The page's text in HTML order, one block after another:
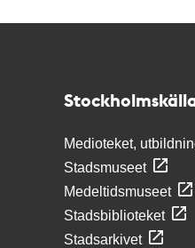
Medioteket,
Stadsmuseet
Medeltidsmuseet
Stadsbiblioteket
Stadsarkivet